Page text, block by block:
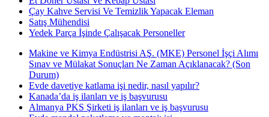
Çay Kahve Servisi Ve Temizlik Yapacak Eleman
Satış Mühendisi
Yedek Parça İşinde Çalışacak Personeller
Makine ve Kimya Endüstrisi AŞ. (MKE) Personel İşçi Alımı
Sınav ve Mülakat Sonuçları Ne Zaman Açıklanacak? (Son
Durum)
Evde davetiye katlama işi nedir, nasıl yapılır?
Kanada’da iş ilanları ve iş başvurusu
Almanya PKS Şirketi iş ilanları ve iş başvurusu